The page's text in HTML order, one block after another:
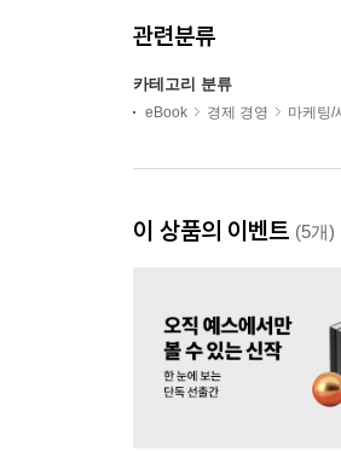
관련분류
카테고리 분류
eBook 경제 경영 마케팅/
이 상품의 이벤트 (5개)